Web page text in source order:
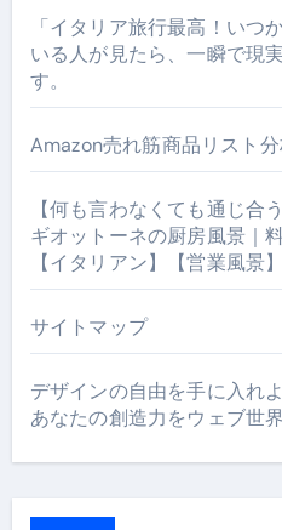
「イタリア旅行最高！いつ
いる人が見たら、一瞬で現
す。
Amazon売れ筋商品リスト
【何も言わなくても通じ合
ギオットーネの厨房風景｜
【イタリアン】【営業風景】
サイトマップ
デザインの自由を手に入れ
あなたの創造力をウェブ世